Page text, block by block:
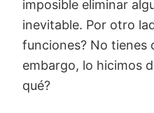
imposible eliminar
inevitable. Por otro
funciones? No tienes
embargo, lo hicimos
qué?